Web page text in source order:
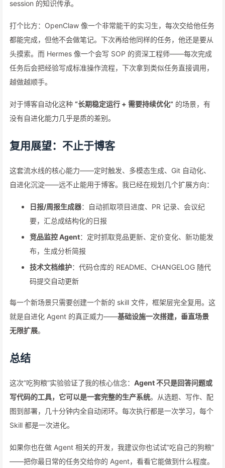
session 的知识传承。
打个比方：OpenClaw 像一个非常能干的实习生，每次交给他任务
都能完成，但他不会做笔记。下次再给他同样的任务，他还是要从
头摸索。而 Hermes 像一个会写 SOP 的资深工程师——每次完成
任务后会把经验写成标准操作流程，下次拿到类似任务直接调用，
越做越顺手。
对于博客自动化这种 “长期稳定运行 + 需要持续优化” 的场景，有
没有自进化能力几乎是质的差别。
复用展望：不止于博客
这套流水线的核心能力——定时触发、多模态生成、Git 自动化、
自进化沉淀——远不止能用于博客。我已经在规划几个扩展方向：
日报/周报生成器：自动抓取项目进度、PR 记录、会议纪
要，汇总成结构化的日报
竞品监控 Agent：定时抓取竞品更新、定价变化、新功能发
布，生成分析简报
技术文档维护：代码仓库的 README、CHANGELOG 随代
码提交自动更新
每一个新场景只需要创建一个新的 skill 文件，框架层完全复用。这
就是自进化 Agent 的真正威力——基础设施一次搭建，垂直场景
无限扩展。
总结
这次”吃狗粮”实验验证了我的核心信念： Agent 不只是回答问题或
写代码的工具，它可以是一套完整的生产系统。从选题、写作、配
图到部署，几十分钟内全自动闭环。每次执行都是一次学习，每个
Skill 都是一次进化。
如果你也在做 Agent 相关的开发，我建议你也试试”吃自己的狗粮”
——把你最日常的任务交给你的 Agent，看看它能做到什么程度。